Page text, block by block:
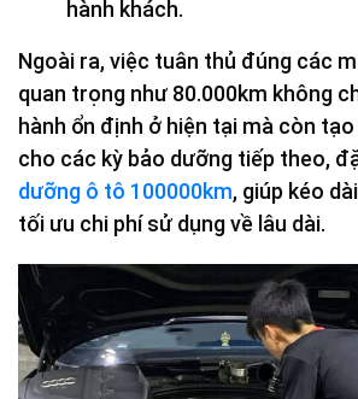
hành khách.
Ngoài ra, việc tuân thủ đúng các
quan trọng như 80.000km không
hành ổn định ở hiện tại mà còn
cho các kỳ bảo dưỡng tiếp theo,
dưỡng ô tô 100000km, giúp kéo
tối ưu chi phí sử dụng về lâu dài.